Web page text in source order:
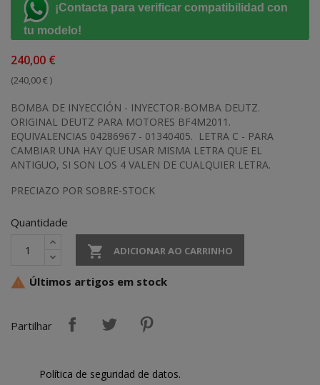
¡Contacta para verificar compatibilidad con
tu modelo!
240,00 €
(240,00 € )
BOMBA DE INYECCIÓN - INYECTOR-BOMBA DEUTZ.
ORIGINAL DEUTZ PARA MOTORES BF4M2011.
EQUIVALENCIAS 04286967 - 01340405. LETRA C - PARA
CAMBIAR UNA HAY QUE USAR MISMA LETRA QUE EL
ANTIGUO, SI SON LOS 4 VALEN DE CUALQUIER LETRA.
PRECIAZO POR SOBRE-STOCK
Quantidade
 ADICIONAR AO CARRINHO
 Últimos artigos em stock
Partilhar
Política de seguridad de datos.